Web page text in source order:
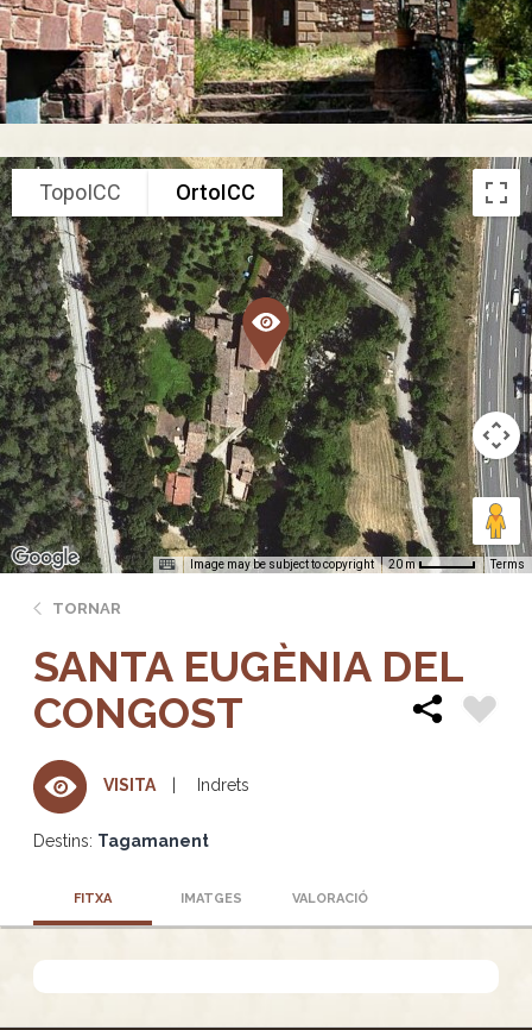
TopoICC OrtoICC
Image may be subject to copyright 20 m Terms
TORNAR
SANTA EUGÈNIA DEL
CONGOST
VISITA Indrets
Destins: Tagamanent
FITXA IMATGES VALORACIÓ